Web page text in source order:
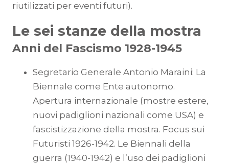
riutilizzati per eventi futuri).
Le sei stanze della mostra
Anni del Fascismo 1928-1945
Segretario Generale Antonio Maraini: La
Biennale come Ente autonomo.
Apertura internazionale (mostre estere,
nuovi padiglioni nazionali come USA) e
fascistizzazione della mostra. Focus sui
Futuristi 1926-1942. Le Biennali della
guerra (1940-1942) e l’uso dei padiglioni